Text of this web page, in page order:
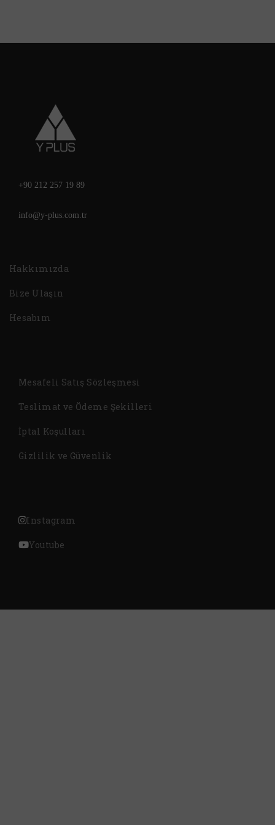
+90 212 257 19 89
info@y-plus.com.tr
Hakkımızda
Bize Ulaşın
Hesabım
Mesafeli Satış Sözleşmesi
Teslimat ve Ödeme Şekilleri
İptal Koşulları
Gizlilik ve Güvenlik
Instagram
Youtube